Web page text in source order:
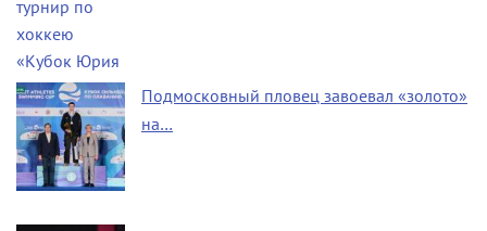
Подмосковный пловец завоевал «золото»
на…